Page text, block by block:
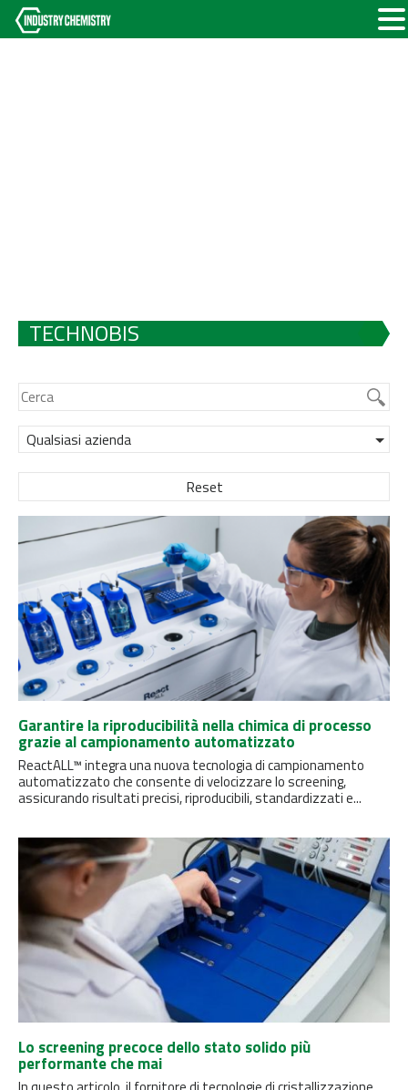
TECHNOBIS
Qualsiasi azienda
Reset
Garantire la riproducibilità nella chimica di processo
grazie al campionamento automatizzato
ReactALL™ integra una nuova tecnologia di campionamento
automatizzato che consente di velocizzare lo screening,
assicurando risultati precisi, riproducibili, standardizzati e...
Lo screening precoce dello stato solido più
performante che mai